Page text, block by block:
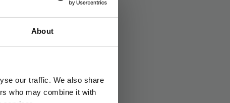
About
our traffic. We also share
who may combine it with
Stikkord:18,Gaveforslag